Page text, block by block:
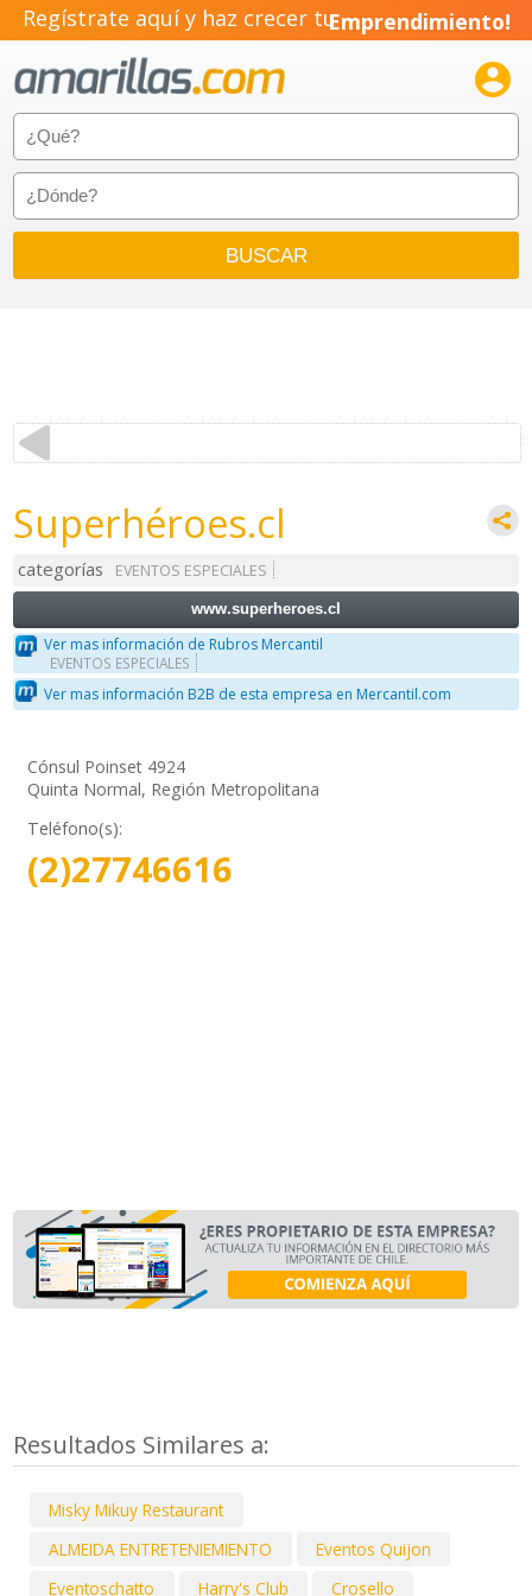
Regístrate aquí y haz crecer tuEmprendimiento!

Superhéroes.cl
categorías EVENTOS ESPECIALES
www.superheroes.cl
Ver mas información de Rubros Mercantil
EVENTOS ESPECIALES
Ver mas información B2B de esta empresa en Mercantil.com
Cónsul Poinset 4924
Quinta Normal, Región Metropolitana
Teléfono(s):
(2)27746616
Resultados Similares a:
Misky Mikuy Restaurant
ALMEIDA ENTRETENIEMIENTO
Eventos Quijon
Eventoschatto
Harry's Club Crosello